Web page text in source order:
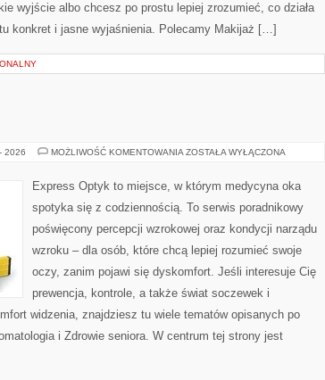
wyjście albo chcesz po prostu lepiej zrozumieć, co działa
konkret i jasne wyjaśnienia. Polecamy Makijaż […]
2026 MOŻLIWOŚĆ KOMENTOWANIA CHOROBY
ZOSTAŁA WYŁĄCZONA
Express Optyk to miejsce, w którym medycyna oka
spotyka się z codziennością. To serwis poradnikowy
poświęcony percepcji wzrokowej oraz kondycji narządu
wzroku – dla osób, które chcą lepiej rozumieć swoje
oczy, zanim pojawi się dyskomfort. Jeśli interesuje Cię
prewencja, kontrole, a także świat soczewek i
widzenia, znajdziesz tu wiele tematów opisanych po
i Zdrowie seniora. W centrum tej strony jest